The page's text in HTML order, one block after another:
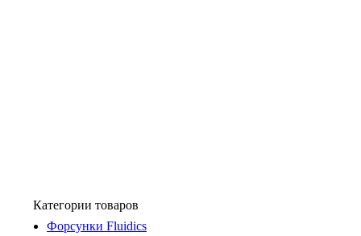
Категории товаров
Форсунки Fluidics